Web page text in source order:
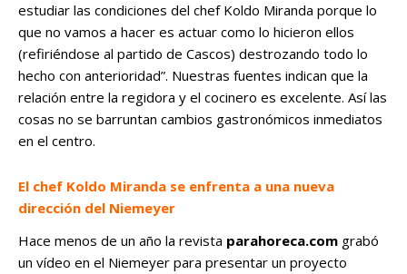
estudiar las condiciones del chef Koldo Miranda porque lo
que no vamos a hacer es actuar como lo hicieron ellos
(refiriéndose al partido de Cascos) destrozando todo lo
hecho con anterioridad”. Nuestras fuentes indican que la
relación entre la regidora y el cocinero es excelente. Así las
cosas no se barruntan cambios gastronómicos inmediatos
en el centro.
El chef Koldo Miranda se enfrenta a una nueva
dirección del Niemeyer
Hace menos de un año la revista parahoreca.com grabó
un vídeo en el Niemeyer para presentar un proyecto